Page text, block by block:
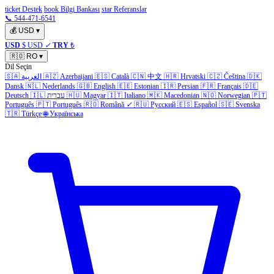
ticket Destek book Bilgi Bankası star Referanslar
📞 544-471-6541
💰 USD ▾
USD $ USD ✓ TRY ₺
🇷🇴 RO ▾
Dil Seçin
🇸🇦 العربية 🇦🇿 Azerbaijani 🇪🇸 Català 🇨🇳 中文 🇭🇷 Hrvatski 🇨🇿 Čeština 🇩🇰
Dansk 🇳🇱 Nederlands 🇬🇧 English 🇪🇪 Estonian 🇮🇷 Persian 🇫🇷 Français 🇩🇪
Deutsch 🇮🇱 עברית 🇭🇺 Magyar 🇮🇹 Italiano 🇲🇰 Macedonian 🇳🇴 Norwegian 🇵🇹
Português 🇵🇹 Português 🇷🇴 Română ✓ 🇷🇺 Русский 🇪🇸 Español 🇸🇪 Svenska
🇹🇷 Türkçe 🌐 Українська